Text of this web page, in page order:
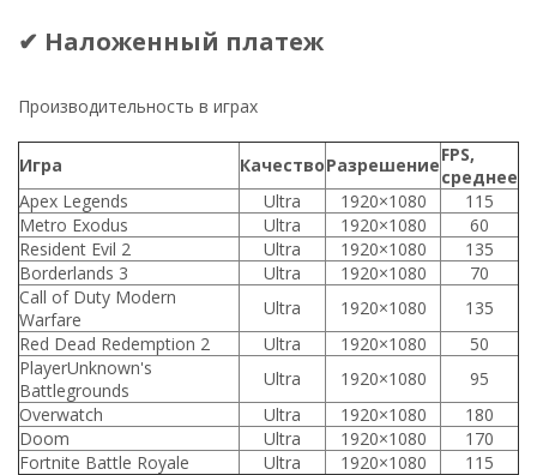
✔ Наложенный платеж
Производительность в играх
Игра КачествоРазрешениеFPS,
среднее
Apex Legends
Ultra 1920×1080
115
Metro Exodus
Ultra 1920×1080
60
Resident Evil 2
Ultra 1920×1080
135
Borderlands 3
Ultra 1920×1080
70
Call of Duty Modern
Warfare
Ultra 1920×1080
135
Red Dead Redemption 2
Ultra 1920×1080
50
PlayerUnknown's
Battlegrounds
Ultra 1920×1080
95
Overwatch
Ultra 1920×1080
180
Doom
Ultra 1920×1080
170
Fortnite Battle Royale
Ultra 1920×1080 115